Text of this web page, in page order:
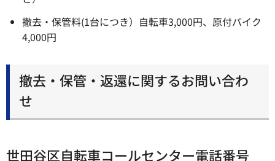
撤去・保管料(1台につき）自転車3,000円、原付バイク
4,000円
撤去・保管・返還に関するお問い合わ
せ
世田谷区自転車コールセンター電話番号